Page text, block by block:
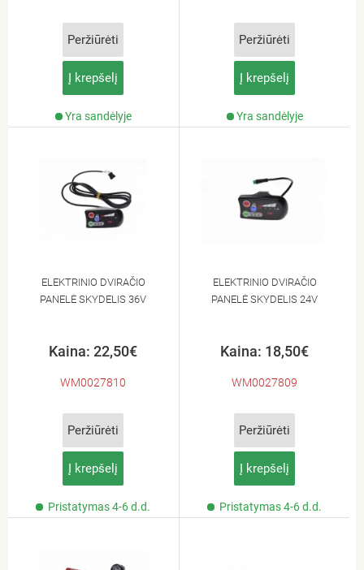
Peržiūrėti
Į krepšelį
Yra sandėlyje
Peržiūrėti
Į krepšelį
Yra sandėlyje
ELEKTRINIO DVIRAČIO
PANELĖ SKYDELIS 36V
Kaina: 22,50€
WM0027810
Peržiūrėti
Į krepšelį
Pristatymas 4-6 d.d.
ELEKTRINIO DVIRAČIO
PANELĖ SKYDELIS 24V
Kaina: 18,50€
WM0027809
Peržiūrėti
Į krepšelį
Pristatymas 4-6 d.d.